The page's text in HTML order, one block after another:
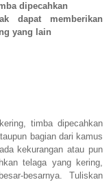
dipecahkan
dapat memberikan
yang lain
timba dipecahkan
bagian dari kamus
kekurangan atau pun
telaga yang kering,
besarnya. Tuliskan